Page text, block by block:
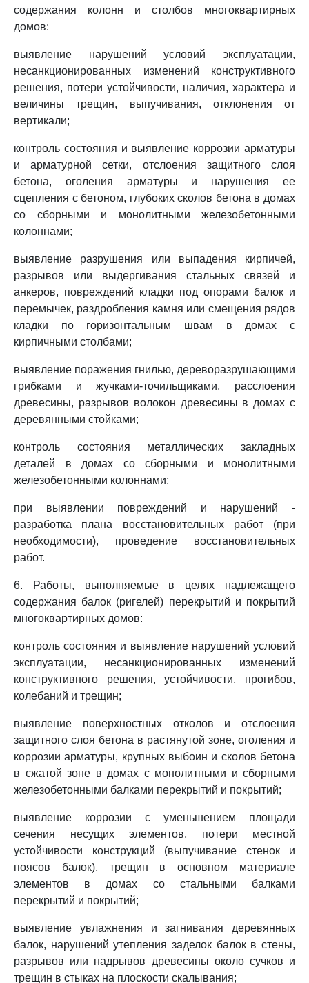
содержания колонн и столбов многоквартирных
домов:
выявление нарушений условий эксплуатации,
несанкционированных изменений конструктивного
решения, потери устойчивости, наличия, характера и
величины трещин, выпучивания, отклонения от
вертикали;
контроль состояния и выявление коррозии арматуры
и арматурной сетки, отслоения защитного слоя
бетона, оголения арматуры и нарушения ее
сцепления с бетоном, глубоких сколов бетона в домах
со сборными и монолитными железобетонными
колоннами;
выявление разрушения или выпадения кирпичей,
разрывов или выдергивания стальных связей и
анкеров, повреждений кладки под опорами балок и
перемычек, раздробления камня или смещения рядов
кладки по горизонтальным швам в домах с
кирпичными столбами;
выявление поражения гнилью, дереворазрушающими
грибками и жучками-точильщиками, расслоения
древесины, разрывов волокон древесины в домах с
деревянными стойками;
контроль состояния металлических закладных
деталей в домах со сборными и монолитными
железобетонными колоннами;
при выявлении повреждений и нарушений -
разработка плана восстановительных работ (при
необходимости), проведение восстановительных
работ.
6. Работы, выполняемые в целях надлежащего
содержания балок (ригелей) перекрытий и покрытий
многоквартирных домов:
контроль состояния и выявление нарушений условий
эксплуатации, несанкционированных изменений
конструктивного решения, устойчивости, прогибов,
колебаний и трещин;
выявление поверхностных отколов и отслоения
защитного слоя бетона в растянутой зоне, оголения и
коррозии арматуры, крупных выбоин и сколов бетона
в сжатой зоне в домах с монолитными и сборными
железобетонными балками перекрытий и покрытий;
выявление коррозии с уменьшением площади
сечения несущих элементов, потери местной
устойчивости конструкций (выпучивание стенок и
поясов балок), трещин в основном материале
элементов в домах со стальными балками
перекрытий и покрытий;
выявление увлажнения и загнивания деревянных
балок, нарушений утепления заделок балок в стены,
разрывов или надрывов древесины около сучков и
трещин в стыках на плоскости скалывания;